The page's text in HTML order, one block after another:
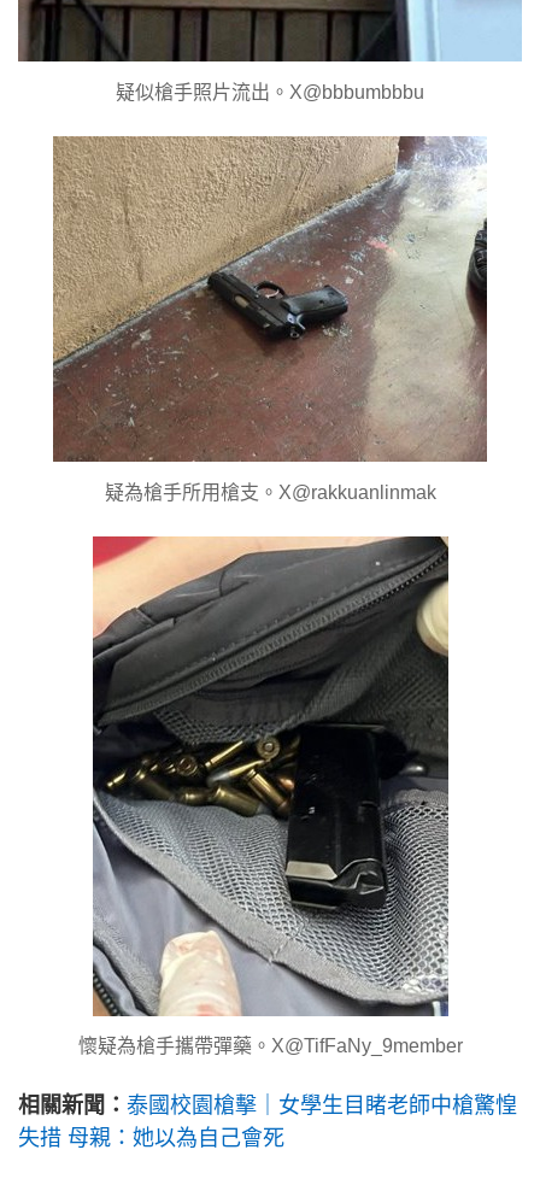
疑似槍手照片流出。X@bbbumbbbu
疑為槍手所用槍支。X@rakkuanlinmak
懷疑為槍手攜帶彈藥。X@TifFaNy_9member
相關新聞： 泰國校園槍擊｜女學生目睹老師中槍驚惶
失措 母親：她以為自己會死